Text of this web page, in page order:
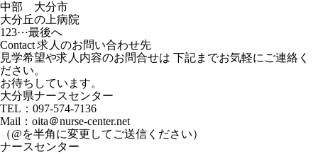
中部 大分市
大分丘の上病院
1 23⋯最後へ
Contact求人のお問い合わせ先
見学希望や求人内容のお問合せは 下記までお気軽にご連絡く
ださい。
お待ちしています。
大分県ナースセンター
TEL： 097-574-7136
Mail：oita＠nurse-center.net
（@を半角に変更してご送信ください）
ナースセンター